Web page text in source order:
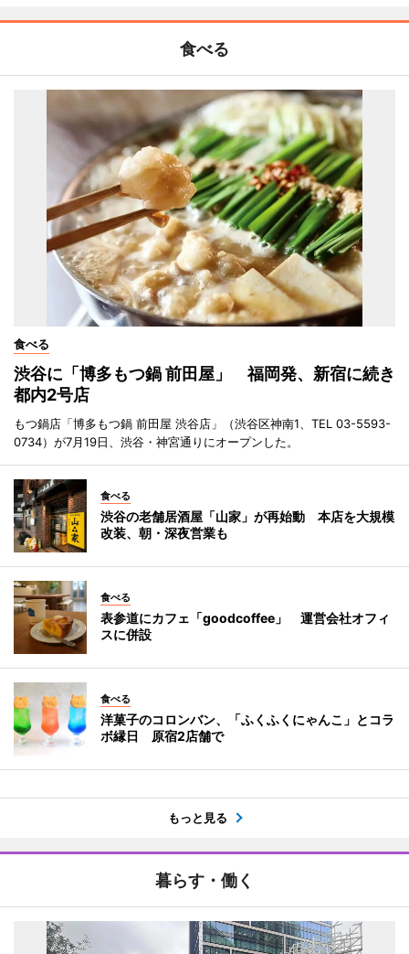
食べる
食べる
渋谷に「博多もつ鍋 前田屋」 福岡発、新宿に続き
都内2号店
もつ鍋店「博多もつ鍋 前田屋 渋谷店」（渋谷区神南1、TEL 03-5593-
0734）が7月19日、渋谷・神宮通りにオープンした。
食べる
渋谷の老舗居酒屋「山家」が再始動 本店を大規模
改装、朝・深夜営業も
食べる
表参道にカフェ「goodcoffee」 運営会社オフィ
スに併設
食べる
洋菓子のコロンバン、「ふくふくにゃんこ」とコラ
ボ縁日 原宿2店舗で
もっと見る
暮らす・働く